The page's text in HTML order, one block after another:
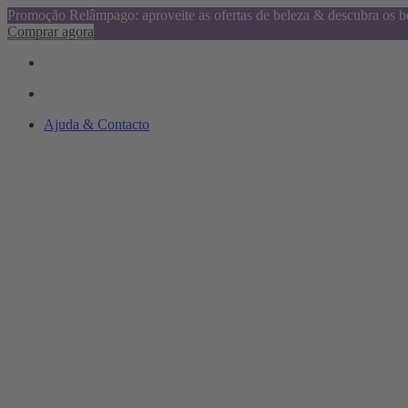
Promoção Relâmpago: aproveite as ofertas de beleza & descubra os
Comprar agora
Ajuda & Contacto